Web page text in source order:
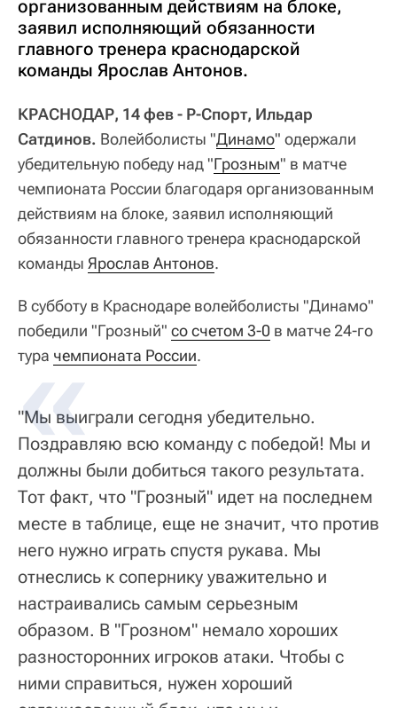
организованным действиям на блоке,
заявил исполняющий обязанности
главного тренера краснодарской
команды Ярослав Антонов.
КРАСНОДАР, 14 фев - Р-Спорт, Ильдар
Сатдинов. Волейболисты "Динамо" одержали
убедительную победу над "Грозным" в матче
чемпионата России благодаря организованным
действиям на блоке, заявил исполняющий
обязанности главного тренера краснодарской
команды Ярослав Антонов.
В субботу в Краснодаре волейболисты "Динамо"
победили "Грозный" со счетом 3-0 в матче 24-го
тура чемпионата России.
"Мы выиграли сегодня убедительно.
Поздравляю всю команду с победой! Мы и
должны были добиться такого результата.
Тот факт, что "Грозный" идет на последнем
месте в таблице, еще не значит, что против
него нужно играть спустя рукава. Мы
отнеслись к сопернику уважительно и
настраивались самым серьезным
образом. В "Грозном" немало хороших
разносторонних игроков атаки. Чтобы с
ними справиться, нужен хороший